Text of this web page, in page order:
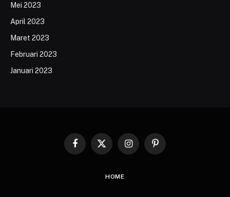
Mei 2023
April 2023
Maret 2023
Februari 2023
Januari 2023
Facebook
X
InstagramPinterest
HOME